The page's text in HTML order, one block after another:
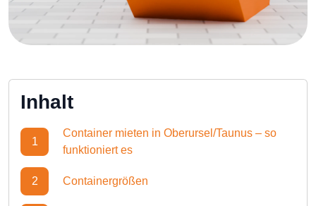
Inhalt
1
Container mieten in Oberursel/Taunus – so
funktioniert es
2 Containergrößen